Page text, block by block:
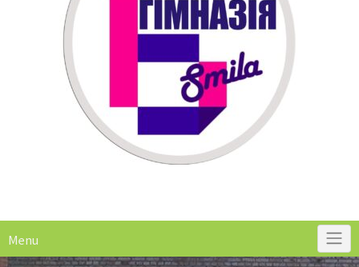
Menu